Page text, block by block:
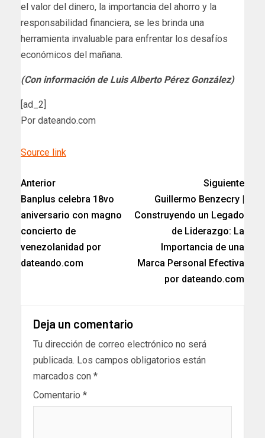
el valor del dinero, la importancia del ahorro y la
responsabilidad financiera, se les brinda una
herramienta invaluable para enfrentar los desafíos
económicos del mañana.
(Con información de Luis Alberto Pérez González)
[ad_2]
Por dateando.com
Source link
Anterior
Banplus celebra 18vo
aniversario con magno
concierto de
venezolanidad por
dateando.com
Siguiente
Guillermo Benzecry |
Construyendo un Legado
de Liderazgo: La
Importancia de una
Marca Personal Efectiva
por dateando.com
Deja un comentario
Tu dirección de correo electrónico no será
publicada. Los campos obligatorios están
marcados con *
Comentario *